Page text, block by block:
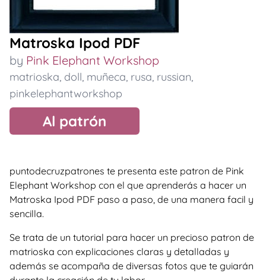
Matroska Ipod PDF
by Pink Elephant Workshop
matrioska, doll, muñeca, rusa, russian,
pinkelephantworkshop
Al patrón
puntodecruzpatrones te presenta este patron de Pink
Elephant Workshop con el que aprenderás a hacer un
Matroska Ipod PDF paso a paso, de una manera facil y
sencilla.
Se trata de un tutorial para hacer un precioso patron de
matrioska con explicaciones claras y detalladas y
además se acompaña de diversas fotos que te guiarán